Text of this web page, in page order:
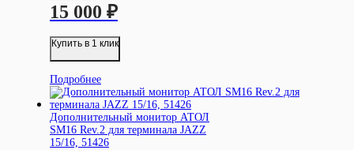
15 000 ₽
Купить в 1 клик
Подробнее
Дополнительный монитор АТОЛ
SM16 Rev.2 для терминала JAZZ
15/16, 51426